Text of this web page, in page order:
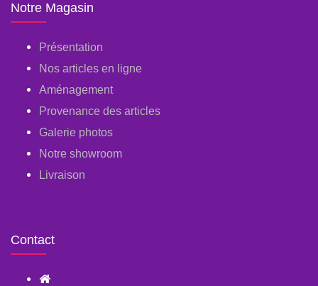
Notre Magasin
Présentation
Nos articles en ligne
Aménagement
Provenance des articles
Galerie photos
Notre showroom
Livraison
Contact